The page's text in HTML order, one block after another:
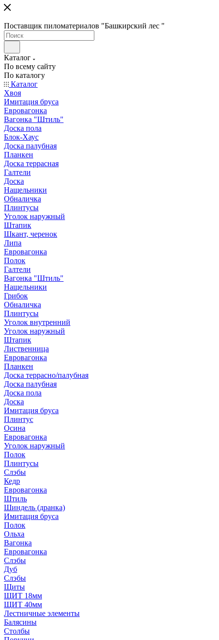
Поставщик пиломатериалов "Башкирский лес "
Каталог
По всему сайту
По каталогу
Каталог
Хвоя
Имитация бруса
Евровагонка
Вагонка "Штиль"
Доска пола
Блок-Хаус
Доска палубная
Планкен
Доска террасная
Галтели
Доска
Нащельники
Обналичка
Плинтусы
Уголок наружный
Штапик
Шкант, черенок
Липа
Евровагонка
Полок
Галтели
Вагонка "Штиль"
Нащельники
Грибок
Обналичка
Плинтусы
Уголок внутренний
Уголок наружный
Штапик
Лиственница
Евровагонка
Планкен
Доска террасно/палубная
Доска палубная
Доска пола
Доска
Имитация бруса
Плинтус
Осина
Евровагонка
Уголок наружный
Полок
Плинтусы
Слэбы
Кедр
Евровагонка
Штиль
Шиндель (дранка)
Имитация бруса
Полок
Ольха
Вагонка
Евровагонка
Слэбы
Дуб
Слэбы
Щиты
ЩИТ 18мм
ЩИТ 40мм
Лестничные элементы
Балясины
Столбы